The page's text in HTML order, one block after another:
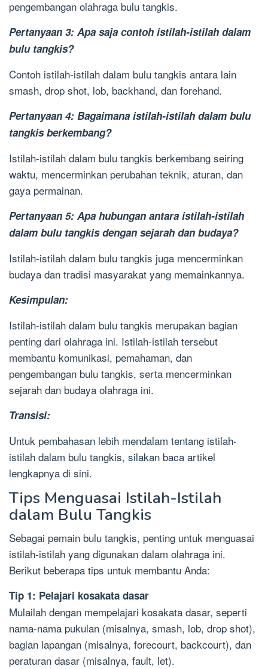
pengembangan olahraga bulu tangkis.
Pertanyaan 3: Apa saja contoh istilah-istilah dalam
bulu tangkis?
Contoh istilah-istilah dalam bulu tangkis antara lain
smash, drop shot, lob, backhand, dan forehand.
Pertanyaan 4: Bagaimana istilah-istilah dalam bulu
tangkis berkembang?
Istilah-istilah dalam bulu tangkis berkembang seiring
waktu, mencerminkan perubahan teknik, aturan, dan
gaya permainan.
Pertanyaan 5: Apa hubungan antara istilah-istilah
dalam bulu tangkis dengan sejarah dan budaya?
Istilah-istilah dalam bulu tangkis juga mencerminkan
budaya dan tradisi masyarakat yang memainkannya.
Kesimpulan:
Istilah-istilah dalam bulu tangkis merupakan bagian
penting dari olahraga ini. Istilah-istilah tersebut
membantu komunikasi, pemahaman, dan
pengembangan bulu tangkis, serta mencerminkan
sejarah dan budaya olahraga ini.
Transisi:
Untuk pembahasan lebih mendalam tentang istilah-
istilah dalam bulu tangkis, silakan baca artikel
lengkapnya di sini.
Tips Menguasai Istilah-Istilah
dalam Bulu Tangkis
Sebagai pemain bulu tangkis, penting untuk menguasai
istilah-istilah yang digunakan dalam olahraga ini.
Berikut beberapa tips untuk membantu Anda:
Tip 1: Pelajari kosakata dasar
Mulailah dengan mempelajari kosakata dasar, seperti
nama-nama pukulan (misalnya, smash, lob, drop shot),
bagian lapangan (misalnya, forecourt, backcourt), dan
peraturan dasar (misalnya, fault, let).